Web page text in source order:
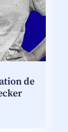
de